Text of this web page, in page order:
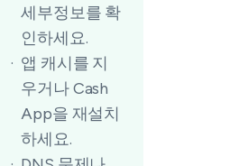
세부정보를 확
인하세요.
앱 캐시를 지
우거나 Cash
App을 재설치
하세요.